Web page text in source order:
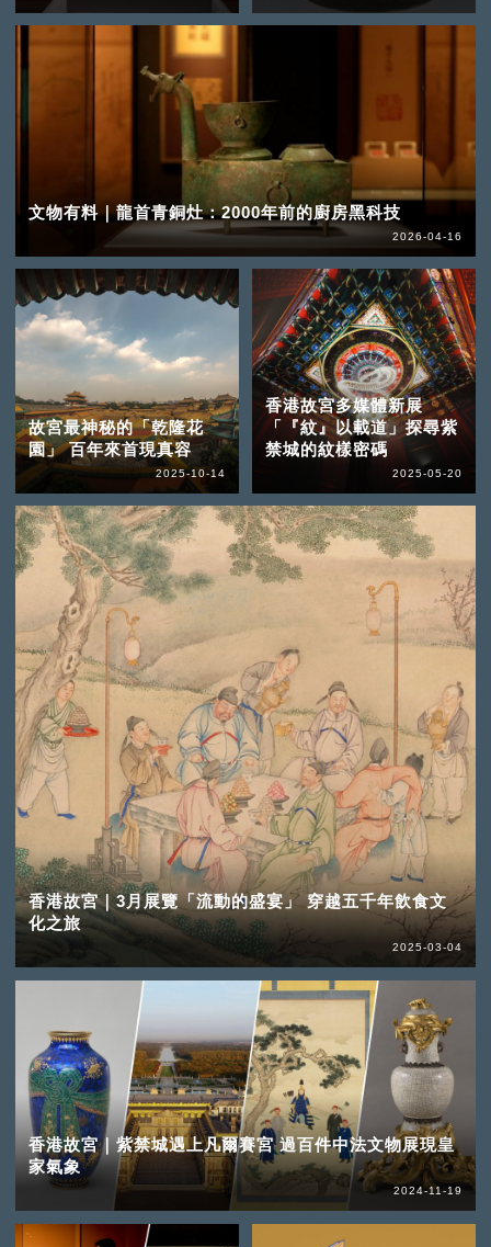
文物有料｜龍首青銅灶：2000年前的廚房黑科技
2026-04-16
故宮最神秘的「乾隆花
園」 百年來首現真容
2025-10-14
香港故宮多媒體新展
「『紋』以載道」探尋紫
禁城的紋樣密碼
2025-05-20
香港故宮｜3月展覽「流動的盛宴」 穿越五千年飲食文
化之旅
2025-03-04
香港故宮｜紫禁城遇上凡爾賽宮 過百件中法文物展現皇
家氣象
2024-11-19